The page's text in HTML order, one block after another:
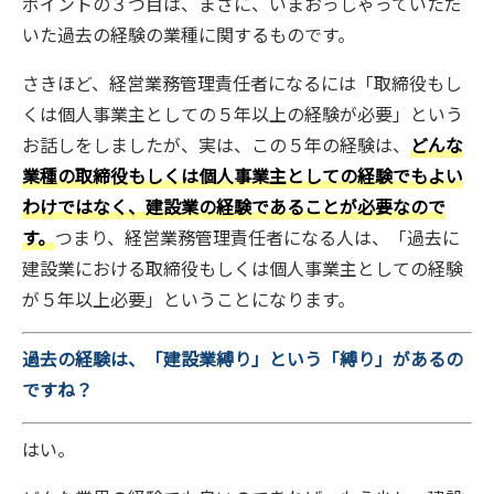
いた過去の経験の業種に関するものです。
さきほど、経営業務管理責任者になるには「取締役もし
くは個人事業主としての５年以上の経験が必要」という
お話しをしましたが、実は、この５年の経験は、 どんな
業種の取締役もしくは個人事業主としての経験でもよい
わけではなく、建設業の経験であることが必要なので
す。つまり、経営業務管理責任者になる人は、「過去に
建設業における取締役もしくは個人事業主としての経験
が５年以上必要」ということになります。
過去の経験は、「建設業縛り」という「縛り」があるの
ですね？
はい。